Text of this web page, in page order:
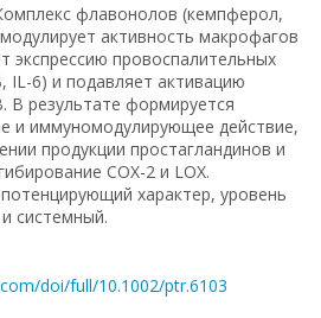
флавонолов (кемпферол,
активность макрофагов
экспрессию провоспалительных
IL-6) и подавляет активацию
В результате формируется
и иммуномодулирующее действие,
продукции простагландинов и
COX-2 и LOX.
характер, уровень
системный.
doi/full/10.1002/ptr.6103